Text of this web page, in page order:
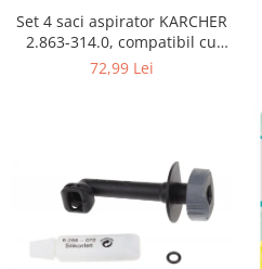
Organizare si depozitare
Rafturi
Textile si covoare
Uscatoare rufe
Utilaje si materiale de constructii
Set 4 saci aspirator KARCHER
2.863-314.0, compatibil cu
WD, KWD, SE
72,99 Lei